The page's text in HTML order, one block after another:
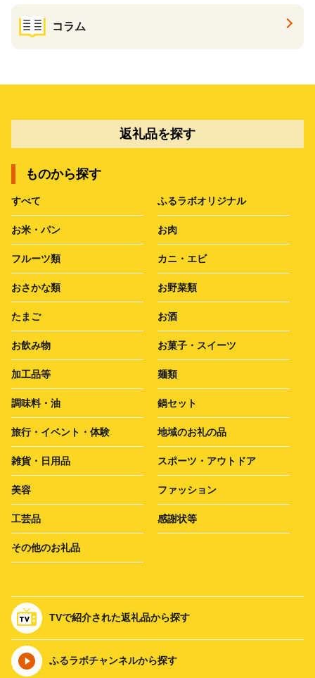
コラム
返礼品を探す
ものから探す
すべて ふるラボオリジナル
お米・パン お肉
フルーツ類 カニ・エビ
おさかな類 お野菜類
たまご お酒
お飲み物 お菓子・スイーツ
加工品等 麺類
調味料・油 鍋セット
旅行・イベント・体験 地域のお礼の品
雑貨・日用品 スポーツ・アウトドア
美容 ファッション
工芸品 感謝状等
その他のお礼品
TVで紹介された返礼品から探す
ふるラボチャンネルから探す